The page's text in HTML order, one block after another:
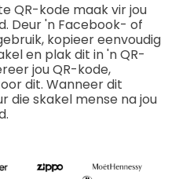
QR-kode maak vir jou
Deur 'n Facebook- of
kopieer eenvoudig
en plak dit in 'n QR-
jou QR-kode,
dit. Wanneer dit
die skakel mense na jou